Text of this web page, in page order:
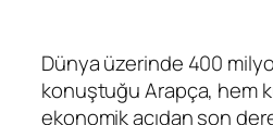
Dünya üzerinde 400
konuştuğu Arapça, hem
ekonomik açıdan son